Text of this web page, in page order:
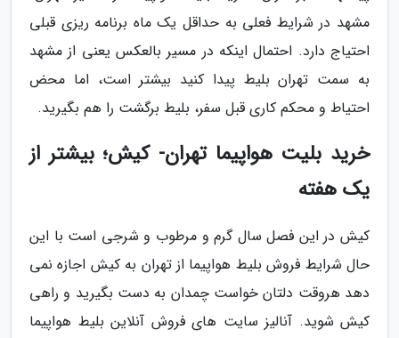
مشهد در شرایط فعلی به حداقل یک ماه برنامه ریزی قبلی
احتیاج دارد. احتمال اینکه در مسیر بالعکس یعنی از مشهد
به سمت تهران بلیط پیدا کنید بیشتر است، اما محض
احتیاط و محکم کاری قبل سفر، بلیط برگشت را هم بگیرید.
خرید بلیت هواپیما تهران- کیش؛ بیشتر از
یک هفته
کیش در این فصل سال گرم و مرطوب و شرجی است با این
حال شرایط فروش بلیط هواپیما از تهران به کیش اجازه نمی
دهد هروقت دلتان خواست چمدان به دست بگیرید و راهی
کیش شوید. آنالیز سایت های فروش آنلاین بلیط هواپیما